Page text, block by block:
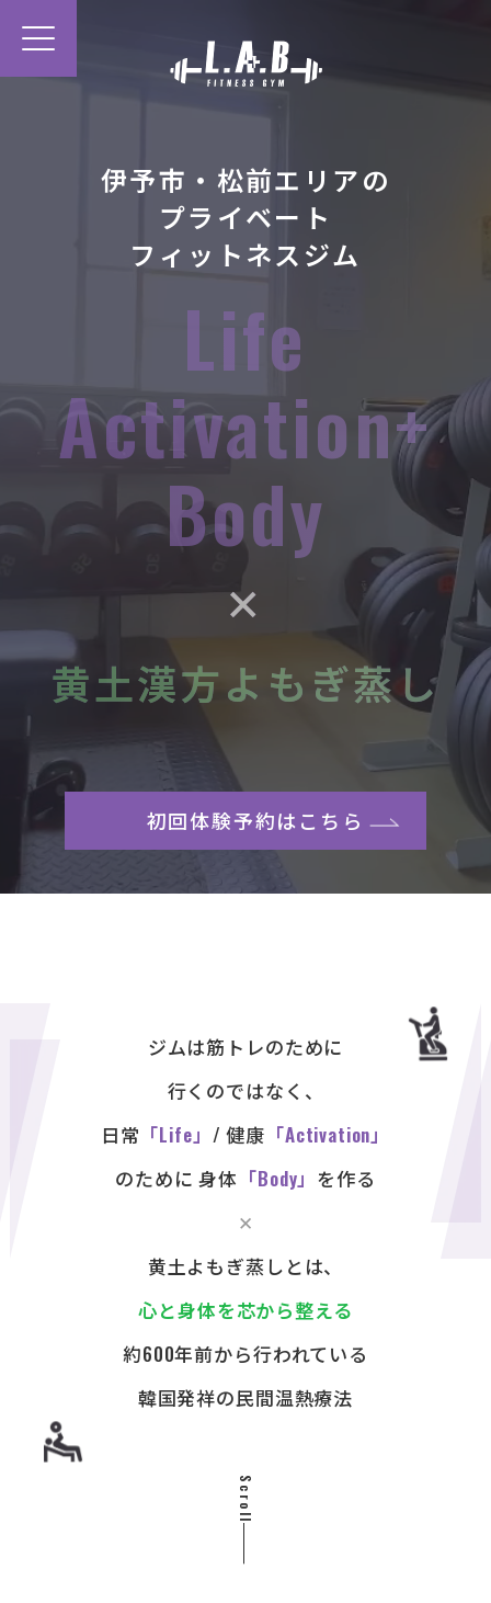
PRICE
INFORMATION
伊予市・松前エリアの
プライベート
フィットネスジム
Life
Activation+
Body
✕
黄土漢方よもぎ蒸し
初回体験予約はこちら
ジムは筋トレのために
行くのではなく、
日常 「Life」 / 健康 「Activation」
のために 身体 「Body」 を作る
✕
黄土よもぎ蒸しとは、
心と身体を芯から整える
約600年前から行われている
韓国発祥の民間温熱療法
Scroll